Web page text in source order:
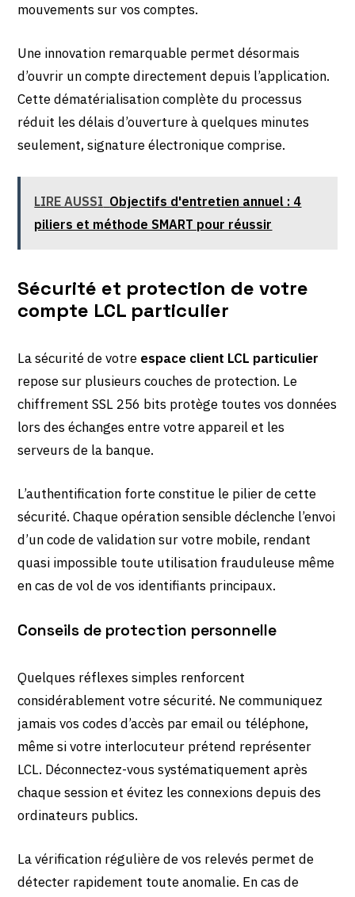
mouvements sur vos comptes.
Une innovation remarquable permet désormais
d’ouvrir un compte directement depuis l’application.
Cette dématérialisation complète du processus
réduit les délais d’ouverture à quelques minutes
seulement, signature électronique comprise.
LIRE AUSSI Objectifs d'entretien annuel : 4
piliers et méthode SMART pour réussir
Sécurité et protection de votre
compte LCL particulier
La sécurité de votre espace client LCL particulier
repose sur plusieurs couches de protection. Le
chiffrement SSL 256 bits protège toutes vos données
lors des échanges entre votre appareil et les
serveurs de la banque.
L’authentification forte constitue le pilier de cette
sécurité. Chaque opération sensible déclenche l’envoi
d’un code de validation sur votre mobile, rendant
quasi impossible toute utilisation frauduleuse même
en cas de vol de vos identifiants principaux.
Conseils de protection personnelle
Quelques réflexes simples renforcent
considérablement votre sécurité. Ne communiquez
jamais vos codes d’accès par email ou téléphone,
même si votre interlocuteur prétend représenter
LCL. Déconnectez-vous systématiquement après
chaque session et évitez les connexions depuis des
ordinateurs publics.
La vérification régulière de vos relevés permet de
détecter rapidement toute anomalie. En cas de